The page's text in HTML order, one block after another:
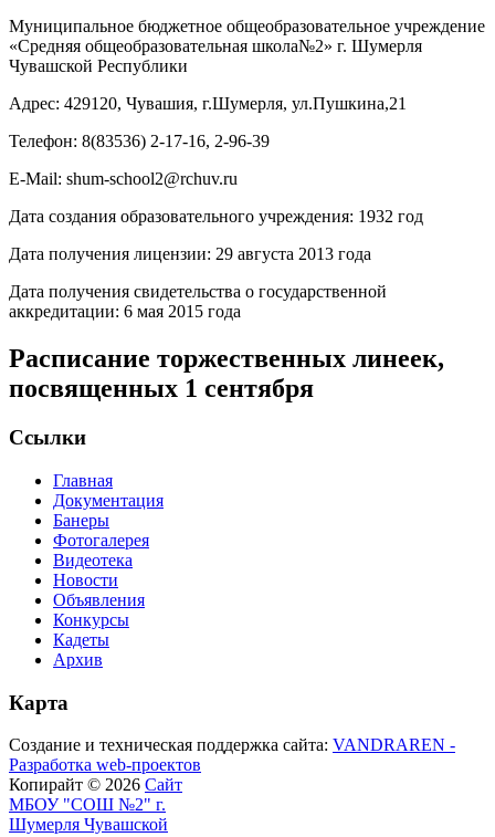
Муниципальное бюджетное общеобразовательное учреждение
«Средняя общеобразовательная школа№2» г. Шумерля
Чувашской Республики
Адрес: 429120, Чувашия, г.Шумерля, ул.Пушкина,21
Телефон: 8(83536) 2-17-16, 2-96-39
E-Mail: shum-school2@rchuv.ru
Дата создания образовательного учреждения: 1932 год
Дата получения лицензии: 29 августа 2013 года
Дата получения свидетельства о государственной
аккредитации: 6 мая 2015 года
Расписание торжественных линеек,
посвященных 1 сентября
Ссылки
Главная
Документация
Банеры
Фотогалерея
Видеотека
Новости
Объявления
Конкурсы
Кадеты
Архив
Карта
Создание и техническая поддержка сайта: VANDRAREN -
Разработка web-проектов
Копирайт © 2026 Сайт
МБОУ "СОШ №2" г.
Шумерля Чувашской